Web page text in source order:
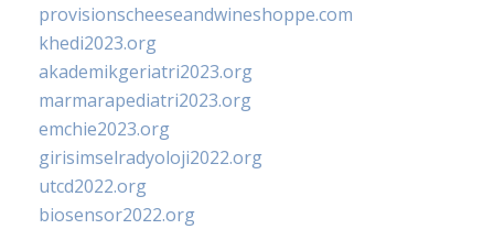
provisionscheeseandwineshoppe.com
khedi2023.org
akademikgeriatri2023.org
marmarapediatri2023.org
emchie2023.org
girisimselradyoloji2022.org
utcd2022.org
biosensor2022.org